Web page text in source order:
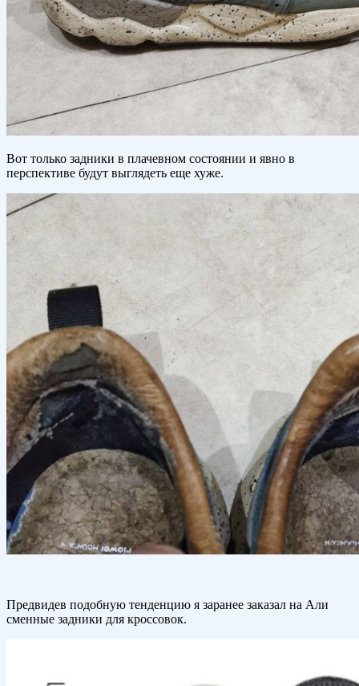
Вот только задники в плачевном состоянии и явно в
перспективе будут выглядеть еще хуже.
Предвидев подобную тенденцию я заранее заказал на Али
сменные задники для кроссовок.